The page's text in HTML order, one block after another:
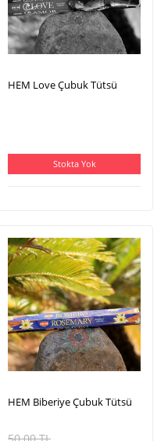
HEM Love Çubuk Tütsü
Stokta Yok
HEM Biberiye Çubuk Tütsü